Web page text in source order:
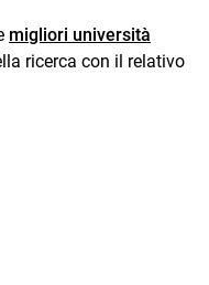
migliori università
ricerca con il relativo